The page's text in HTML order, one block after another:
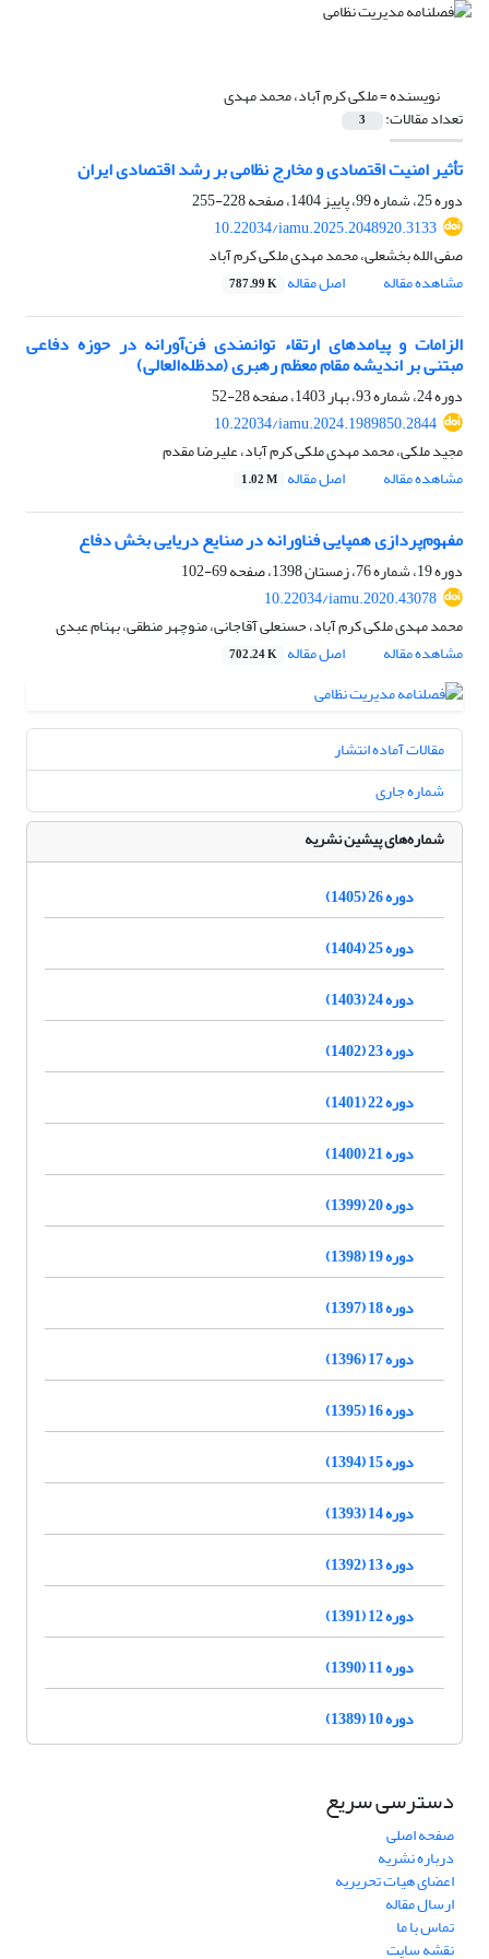
نویسنده =ملکی کرم آباد، محمد مهدی
تعداد مقالات: 3
تأثیر امنیت اقتصادی و مخارج نظامی بر رشد اقتصادی ایران
دوره 25، شماره 99، پاییز 1404، صفحه
228-255
10.22034/iamu.2025.2048920.3133
صفی الله بخشعلی، محمد مهدی ملکی کرم آباد
مشاهده مقاله
اصل مقاله 787.99 K
الزامات و پیامدهای ارتقاء توانمندی فن‌آورانه در حوزه دفاعی
مبتنی بر اندیشه مقام معظم رهبری (مدظله‌العالی)
دوره 24، شماره 93، بهار 1403، صفحه
28-52
10.22034/iamu.2024.1989850.2844
مجید ملکی، محمد مهدی ملکی کرم آباد، علیرضا مقدم
مشاهده مقاله
اصل مقاله 1.02 M
مفهوم‌پردازی همپایی فناورانه در صنایع دریایی بخش دفاع
دوره 19، شماره 76، زمستان 1398، صفحه
69-102
10.22034/iamu.2020.43078
محمد مهدی ملکی کرم آباد، حسنعلی آقاجانی، منوچهر منطقی، بهنام عبدی
مشاهده مقاله
اصل مقاله 702.24 K
مقالات آماده انتشار
شماره جاری
شماره‌های پیشین نشریه
دوره 26 (1405)
دوره 25 (1404)
دوره 24 (1403)
دوره 23 (1402)
دوره 22 (1401)
دوره 21 (1400)
دوره 20 (1399)
دوره 19 (1398)
دوره 18 (1397)
دوره 17 (1396)
دوره 16 (1395)
دوره 15 (1394)
دوره 14 (1393)
دوره 13 (1392)
دوره 12 (1391)
دوره 11 (1390)
دوره 10 (1389)
دسترسی سریع
صفحه اصلی
درباره نشریه
اعضای هیات تحریریه
ارسال مقاله
تماس با ما
نقشه سایت